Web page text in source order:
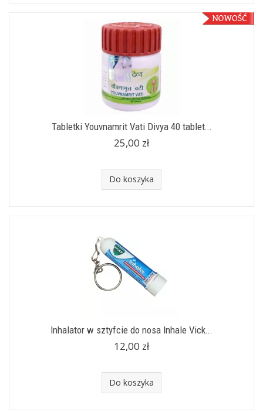
Tabletki Youvnamrit Vati Divya 40 tablet...
25,00 zł
Do koszyka
Inhalator w sztyfcie do nosa Inhale Vick...
12,00 zł
Do koszyka